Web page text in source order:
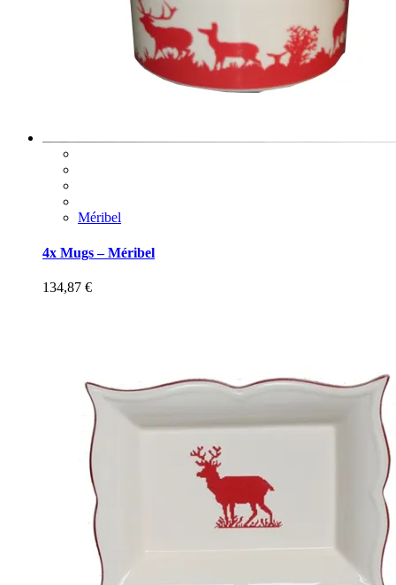
Méribel
4x Mugs – Méribel
134,87 €